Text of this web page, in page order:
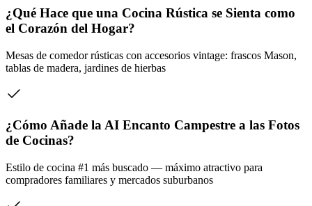
¿Qué Hace que una Cocina Rústica se Sienta como
el Corazón del Hogar?
Mesas de comedor rústicas con accesorios vintage: frascos Mason,
tablas de madera, jardines de hierbas
¿Cómo Añade la AI Encanto Campestre a las Fotos
de Cocinas?
Estilo de cocina #1 más buscado — máximo atractivo para
compradores familiares y mercados suburbanos